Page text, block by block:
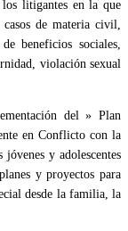
litigantes en la que
de materia civil,
beneficios sociales,
violación sexual
del » Plan
en Conflicto con la
y adolescentes
y proyectos para
desde la familia, la